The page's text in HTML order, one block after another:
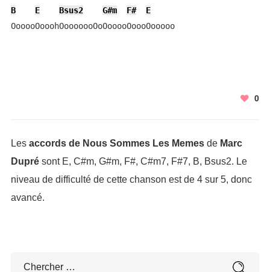
B
E Bsus2 G#m F#
E
OooooOooohOooooooOoOooooOoooOooooo
0
Les accords de Nous Sommes Les Memesde Marc
Duprésont E, C#m, G#m, F#, C#m7, F#7, B, Bsus2. Le
niveau de difficulté de cette chanson est de 4 sur 5, donc
avancé.